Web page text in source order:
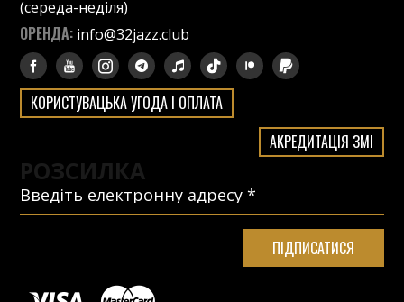
(середа-неділя)
ОРЕНДА: info@32jazz.club
КОРИСТУВАЦЬКА УГОДА І ОПЛАТА
АКРЕДИТАЦІЯ ЗМІ
РОЗСИЛКА